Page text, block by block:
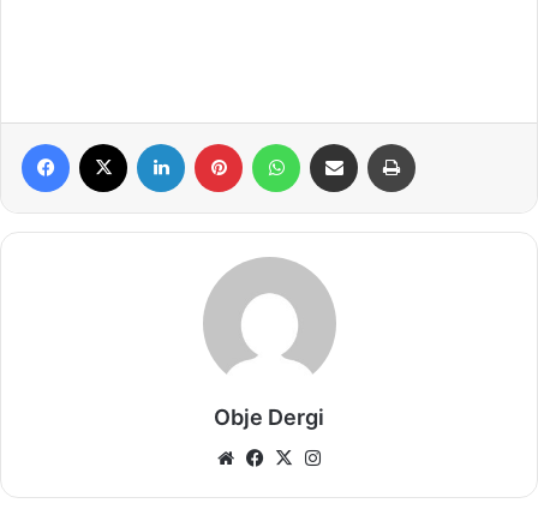
Facebook LinkedIn Pinterest WhatsAppE-Posta ile paylaş
Obje Dergi
Web Facebook
X